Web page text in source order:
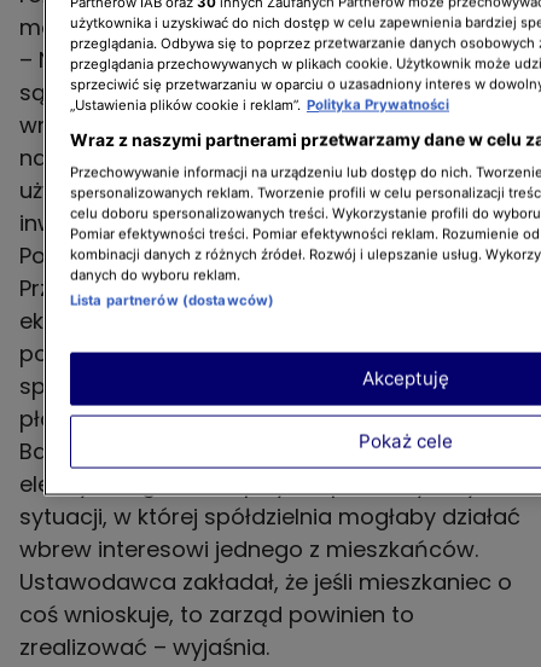
montażu ładowarek.
– Nawet mimo prawomocnych wyroków
sądów, które zapadały na korzyść
wnioskodawców, wspólnoty mieszkaniowe
nadal potrafiły piętrzyć problemy i utrudniać
użytkownikom aut elektrycznych realizację
inwestycji – tłumaczy Marek Popiołek z
Polskiego Stowarzyszenia Nowej Mobilności.
Przykładowo, zarządy odmawiały zlecenia
ekspertyzy technicznej, tłumacząc to brakiem
podstaw czy brakiem obowiązku. – Bywało, że
spółdzielnia mówiła wprost: „nie mamy pana
płaszcza i co nam pan zrobi?” – dodaje
Bartłomiej Derski, właściciel auta
elektrycznego. – Przepisy nie przewidywały
sytuacji, w której spółdzielnia mogłaby działać
wbrew interesowi jednego z mieszkańców.
Ustawodawca zakładał, że jeśli mieszkaniec o
coś wnioskuje, to zarząd powinien to
zrealizować – wyjaśnia.
użytkownika i uzyskiwać do nich dostęp w celu zapewnienia bardziej
przeglądania. Odbywa się to poprzez przetwarzanie danych osobowych
przeglądania przechowywanych w plikach cookie. Użytkownik może
sprzeciwić się przetwarzaniu w oparciu o uzasadniony interes w
„Ustawienia plików cookie i reklam”. Polityka Prywatności
Wraz z naszymi partnerami przetwarzamy dane w celu
Przechowywanie informacji na urządzeniu lub dostęp do nich.
spersonalizowanych reklam. Tworzenie profili w celu personalizacji
celu doboru spersonalizowanych treści. Wykorzystanie profili do
Pomiar efektywności treści. Pomiar efektywności reklam. Rozumienie
kombinacji danych z różnych źródeł. Rozwój i ulepszanie usług.
danych do wyboru reklam.
Lista partnerów (dostawców)
Pokaż cele
Akceptuję